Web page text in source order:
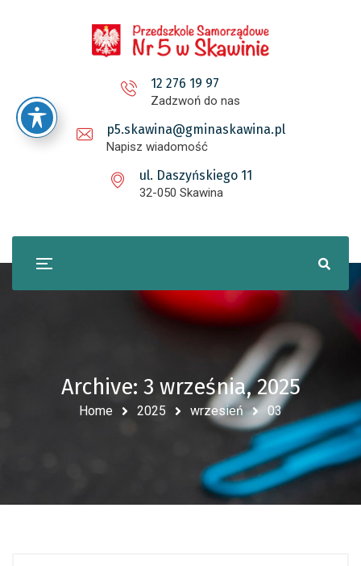
12 276 19 97
Zadzwoń do nas
p5.skawina@gminaskawina.pl
Napisz wiadomość
ul. Daszyńskiego 11
32-050 Skawina
Archive: 3 września, 2025
Home 2025 wrzesień 03